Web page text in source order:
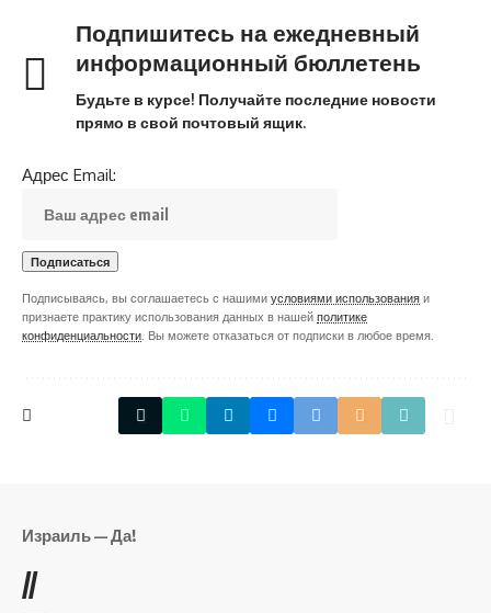
Подпишитесь на ежедневный
информационный бюллетень
Будьте в курсе! Получайте последние новости
прямо в свой почтовый ящик.
Адрес Email:
Подписываясь, вы соглашаетесь с нашими условиями использования и
признаете практику использования данных в нашей политике
конфиденциальности . Вы можете отказаться от подписки в любое время.
Израиль — Да!
//